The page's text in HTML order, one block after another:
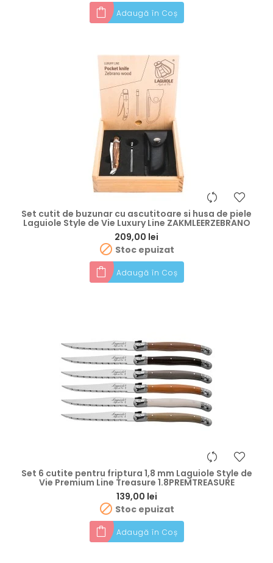
Adaugă în Coș
Set cutit de buzunar cu ascutitoare si husa de piele
Laguiole Style de Vie Luxury Line ZAKMLEERZEBRANO
209,00 lei
 Stoc epuizat
Adaugă în Coș
Set 6 cutite pentru friptura 1,8 mm Laguiole Style de
Vie Premium Line Treasure 1.8PREMTREASURE
139,00 lei
 Stoc epuizat
Adaugă în Coș